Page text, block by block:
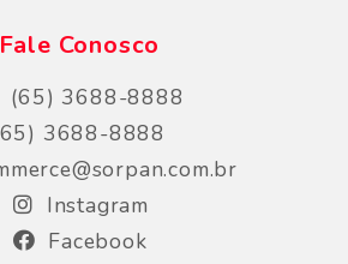
Fale Conosco
(65) 3688-8888
3688-8888
Instagram
Facebook